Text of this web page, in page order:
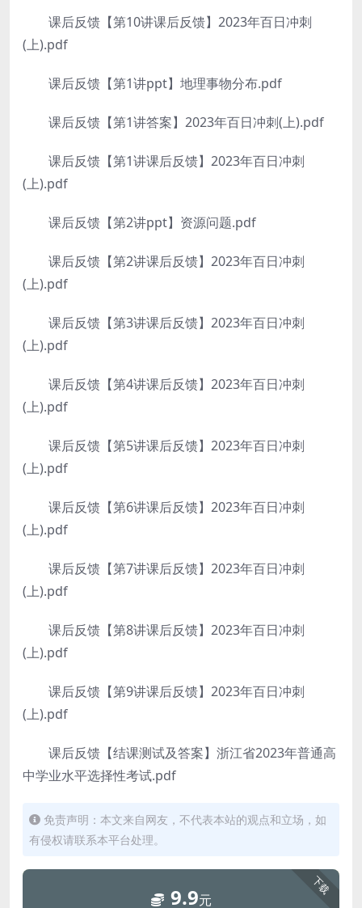
课后反馈【第10讲课后反馈】2023年百日冲刺
(上).pdf
课后反馈【第1讲ppt】地理事物分布.pdf
课后反馈【第1讲答案】2023年百日冲刺(上).pdf
课后反馈【第1讲课后反馈】2023年百日冲刺
(上).pdf
课后反馈【第2讲ppt】资源问题.pdf
课后反馈【第2讲课后反馈】2023年百日冲刺
(上).pdf
课后反馈【第3讲课后反馈】2023年百日冲刺
(上).pdf
课后反馈【第4讲课后反馈】2023年百日冲刺
(上).pdf
课后反馈【第5讲课后反馈】2023年百日冲刺
(上).pdf
课后反馈【第6讲课后反馈】2023年百日冲刺
(上).pdf
课后反馈【第7讲课后反馈】2023年百日冲刺
(上).pdf
课后反馈【第8讲课后反馈】2023年百日冲刺
(上).pdf
课后反馈【第9讲课后反馈】2023年百日冲刺
(上).pdf
课后反馈【结课测试及答案】浙江省2023年普通高
中学业水平选择性考试.pdf
免责声明：本文来自网友，不代表本站的观点和立场，如
有侵权请联系本平台处理。
下载
9.9元